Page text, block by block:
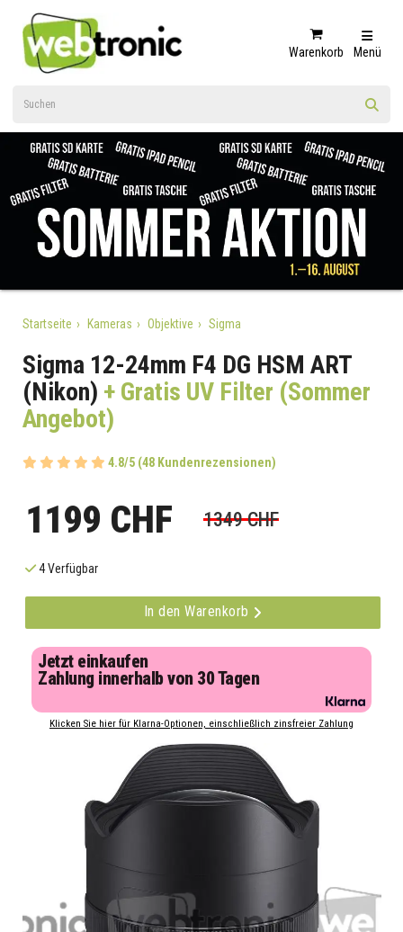
Warenkorb Menü
Startseite Kameras Objektive Sigma
Sigma 12-24mm F4 DG HSM ART
(Nikon) + Gratis UV Filter (Sommer
Angebot)
4.8/5 (48 Kundenrezensionen)
1199 CHF 1349 CHF
4 Verfügbar
In den Warenkorb
Jetzt einkaufen
Zahlung innerhalb von 30 Tagen
Klicken Sie hier für Klarna-Optionen, einschließlich zinsfreier Zahlung